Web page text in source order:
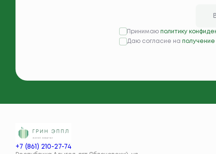
Принимаю политику
Даю согласие на
+7 (861) 210-27-74